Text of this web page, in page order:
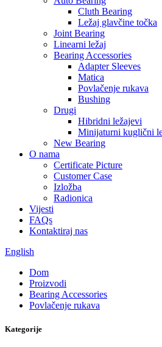
Cluth Bearing
Ležaj glavčine točka
Joint Bearing
Linearni ležaj
Bearing Accessories
Adapter Sleeves
Matica
Povlačenje rukava
Bushing
Drugi
Hibridni ležajevi
Minijaturni kuglični
New Bearing
O nama
Certificate Picture
Customer Case
Izložba
Radionica
Vijesti
FAQs
Kontaktiraj nas
English
Dom
Proizvodi
Bearing Accessories
Povlačenje rukava
Kategorije